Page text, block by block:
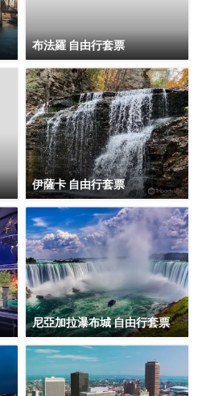
布法羅 自由行套票
伊薩卡 自由行套票
尼亞加拉瀑布城 自由行套票